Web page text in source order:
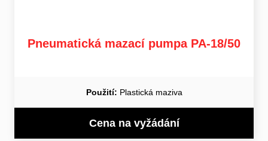
Pneumatická mazací pumpa PA-18/50
Použití: Plastická maziva
Cena na vyžádání